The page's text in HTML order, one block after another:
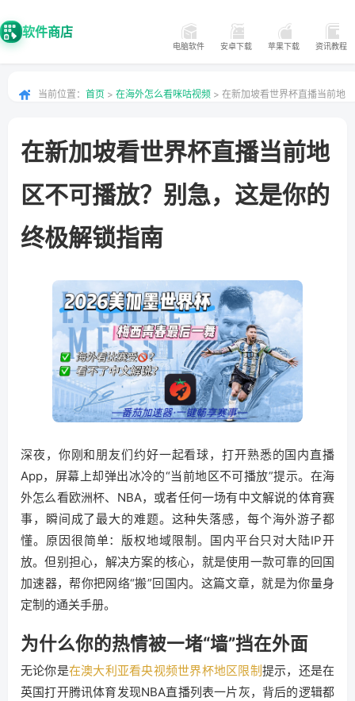
软件商店
电脑软件 安卓下载 苹果下载 资讯教程
当前位置： 首页 > 在海外怎么看咪咕视频 > 在新加坡看世界杯直播当前地
在新加坡看世界杯直播当前地
区不可播放？别急，这是你的
终极解锁指南
深夜，你刚和朋友们约好一起看球，打开熟悉的国内直播
App，屏幕上却弹出冰冷的“当前地区不可播放”提示。在海
外怎么看欧洲杯、NBA，或者任何一场有中文解说的体育赛
事，瞬间成了最大的难题。这种失落感，每个海外游子都
懂。原因很简单：版权地域限制。国内平台只对大陆IP开
放。但别担心，解决方案的核心，就是使用一款可靠的回国
加速器，帮你把网络“搬”回国内。这篇文章，就是为你量身
定制的通关手册。
为什么你的热情被一堵“墙”挡在外面
无论你是在澳大利亚看央视频世界杯地区限制提示，还是在
英国打开腾讯体育发现NBA直播列表一片灰，背后的逻辑都